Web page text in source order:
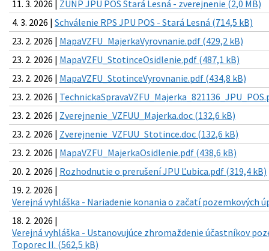
11. 3. 2026 | ZUNP JPU POS Stará Lesná - zverejnenie (2,0 MB)
4. 3. 2026 | Schválenie RPS JPU POS - Stará Lesná (714,5 kB)
23. 2. 2026 | MapaVZFU_MajerkaVyrovnanie.pdf (429,2 kB)
23. 2. 2026 | MapaVZFU_StotinceOsidlenie.pdf (487,1 kB)
23. 2. 2026 | MapaVZFU_StotinceVyrovnanie.pdf (434,8 kB)
23. 2. 2026 |
23. 2. 2026 | Zverejnenie_VZFUU_Majerka.doc (132,6 kB)
23. 2. 2026 | Zverejnenie_VZFUU_Stotince.doc (132,6 kB)
23. 2. 2026 | MapaVZFU_MajerkaOsidlenie.pdf (438,6 kB)
20. 2. 2026 | Rozhodnutie o prerušení JPU Ľubica.pdf (319,4 kB)
19. 2. 2026 |
Verejná vyhláška - Nariadenie konania o začatí pozemkových
18. 2. 2026 |
Verejná vyhláška - Ustanovujúce zhromaždenie účastníkov
Toporec II. (562,5 kB)